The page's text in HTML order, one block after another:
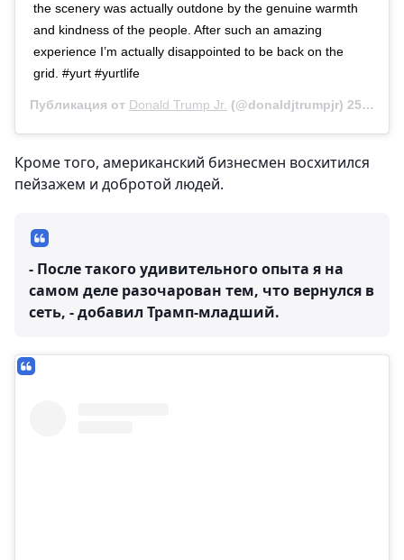
the scenery was actually outdone by the genuine warmth
and kindness of the people. After such an amazing
experience I’m actually disappointed to be back on the
grid. #yurt #yurtlife
Публикация от Donald Trump Jr. (@donaldjtrumpjr) 25 Авг 2019 в 2:16 PDT
Кроме того, американский бизнесмен восхитился
пейзажем и добротой людей.
- После такого удивительного опыта я на
самом деле разочарован тем, что вернулся в
сеть, - добавил Трамп-младший.